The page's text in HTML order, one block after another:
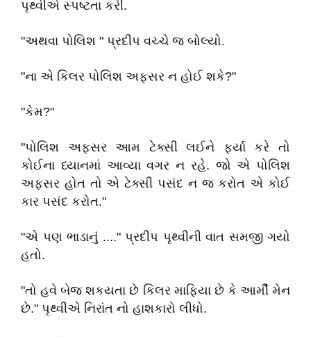
પૃથ્વીએ સ્પષ્ટતા કરી.
"અથવા પોલિશ " પ્રદીપ વચ્ચે જ બોલ્યો.
"ના એ કિલર પોલિશ અફસર ન હોઈ શકે?"
"કેમ?"
"પોલિશ અફસર આમ ટેક્સી લઈને ફર્યા કરે તો
કોઈના ધ્યાનમાં આવ્યા વગર ન રહે. જો એ પોલિશ
અફસર હોત તો એ ટેક્સી પસંદ ન જ કરોત એ કોઈ
કાર પસંદ કરોત."
"એ પણ ભાડાનું ...." પ્રદીપ પૃથ્વીની વાત સમજી ગયો
હતો.
"તો હવે બેજ શકયતા છે કિલર માફિયા છે કે આર્મી મેન
છે." પૃથ્વીએ નિરાંત નો હાશકારો લીધો.